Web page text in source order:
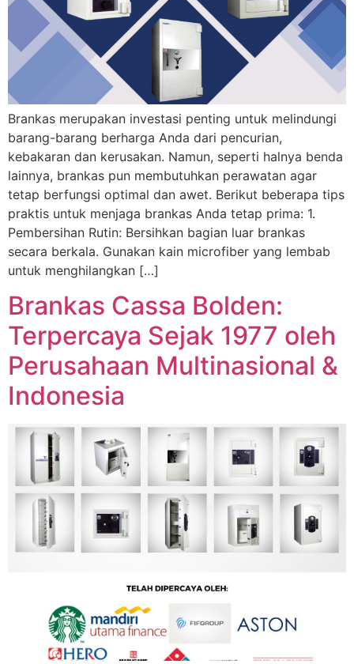
Brankas merupakan investasi penting untuk melindungi
barang-barang berharga Anda dari pencurian,
kebakaran dan kerusakan. Namun, seperti halnya benda
lainnya, brankas pun membutuhkan perawatan agar
tetap berfungsi optimal dan awet. Berikut beberapa tips
praktis untuk menjaga brankas Anda tetap prima: 1.
Pembersihan Rutin: Bersihkan bagian luar brankas
secara berkala. Gunakan kain microfiber yang lembab
untuk menghilangkan […]
Brankas Cassa Bolden:
Terpercaya Sejak 1977 oleh
Perusahaan Multinasional &
Indonesia